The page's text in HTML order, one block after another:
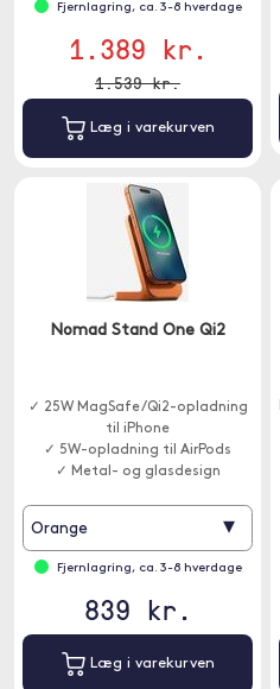
Fjernlagring, ca. 3-8 hverdage
1.389 kr.
1.539 kr.
Læg i varekurven
Nomad Stand One Qi2
✓ 25W MagSafe/Qi2-opladning
til iPhone
✓ 5W-opladning til AirPods
✓ Metal- og glasdesign
Orange ▾
Fjernlagring, ca. 3-8 hverdage
839 kr.
Læg i varekurven